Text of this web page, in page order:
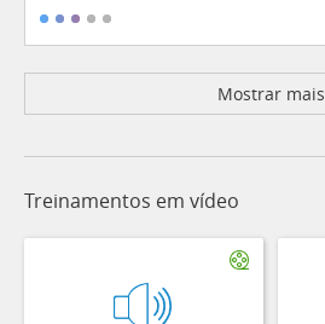
Mostrar mais
Treinamentos em vídeo